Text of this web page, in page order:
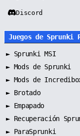
Discord
Juegos de Sprunki
► Sprunki MSI
► Mods de Sprunki
► Mods de
► Brotado
► Empapado
► Recuperación
► ParaSprunki